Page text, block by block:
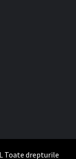
Toate drepturile